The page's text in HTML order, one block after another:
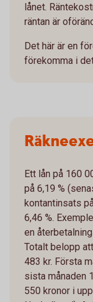
lånet.
räntan är
Det här är en
förekomma i
Ett lån på 160
på 6,19 %
kontantinsats
6,46 %.
en
Totalt belopp
483 kr. Första
sista månaden
550 kronor i